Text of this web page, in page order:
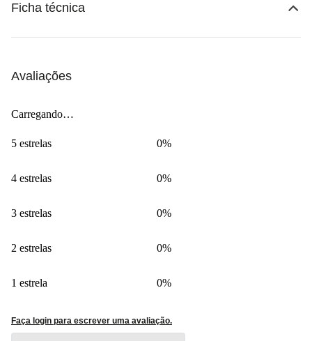
Ficha técnica
Avaliações
Carregando…
5 estrelas 0%
4 estrelas 0%
3 estrelas 0%
2 estrelas 0%
1 estrela 0%
Faça login para escrever uma avaliação.